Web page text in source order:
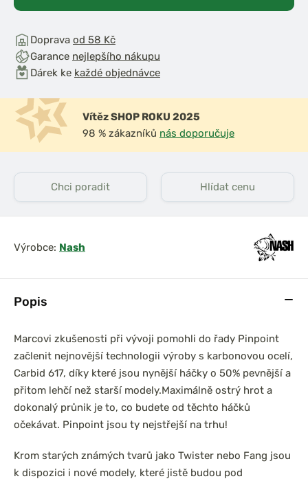
Popis
Marcovi zkušenosti při vývoji pomohli do řady Pinpoint
začlenit nejnovější technologii výroby s karbonovou ocelí,
Carbid 617, díky které jsou nynější háčky o 50% pevnější a
přitom lehčí než starší modely.Maximálně ostrý hrot a
dokonalý průnik je to, co budete od těchto háčků
očekávat. Pinpoint jsou ty nejstřejší na trhu!
Krom starých známých tvarů jako Twister nebo Fang jsou
k dispozici i nové modely, které jistě budou pod
Doprava od 58 Kč
Garance nejlepšího nákupu
Dárek ke každé objednávce
Vítěz SHOP ROKU 2025
98 % zákazníků nás doporučuje
Chci poradit Hlídat cenu
Výrobce: Nash